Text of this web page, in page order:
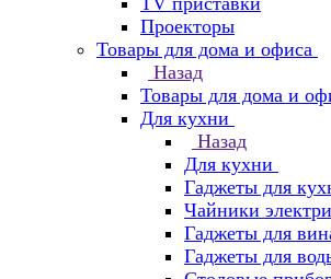
Проекторы
Товары для дома и офиса
Назад
Товары для дома и
Для кухни
Назад
Для кухни
Гаджеты для
Чайники
Гаджеты для
Гаджеты для